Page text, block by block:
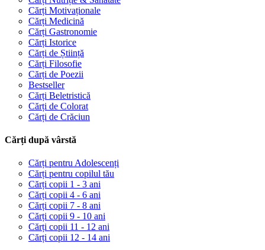
Cărți Motivaționale
Cărți Medicină
Cărți Gastronomie
Cărți Istorice
Cărți de Știință
Cărți Filosofie
Cărți de Poezii
Bestseller
Cărți Beletristică
Cărți de Colorat
Cărți de Crăciun
Cărți după vârstă
Cărți pentru Adolescenți
Cărți pentru copilul tău
Cărți copii 1 - 3 ani
Cărți copii 4 - 6 ani
Cărți copii 7 - 8 ani
Cărți copii 9 - 10 ani
Cărți copii 11 - 12 ani
Cărți copii 12 - 14 ani